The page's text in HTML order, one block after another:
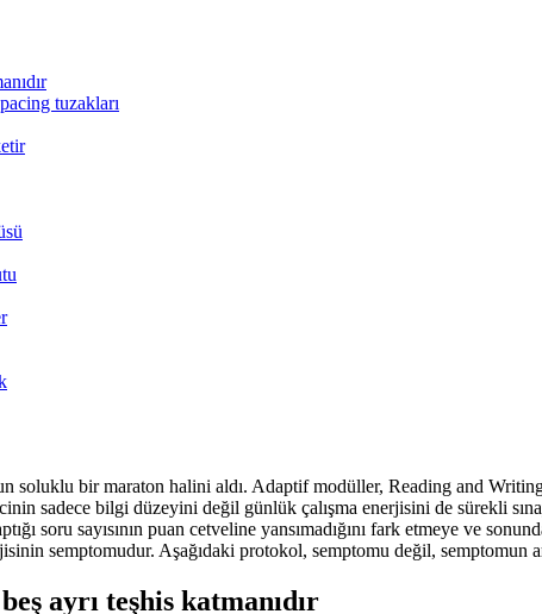
tuzakları
soluklu bir maraton halini aldı. Adaptif modüller, Reading and
sadece bilgi düzeyini değil günlük çalışma enerjisini de sürekli
soru sayısının puan cetveline yansımadığını fark etmeye ve
semptomudur. Aşağıdaki protokol, semptomu değil, semptomun
ayrı teşhis katmanıdır